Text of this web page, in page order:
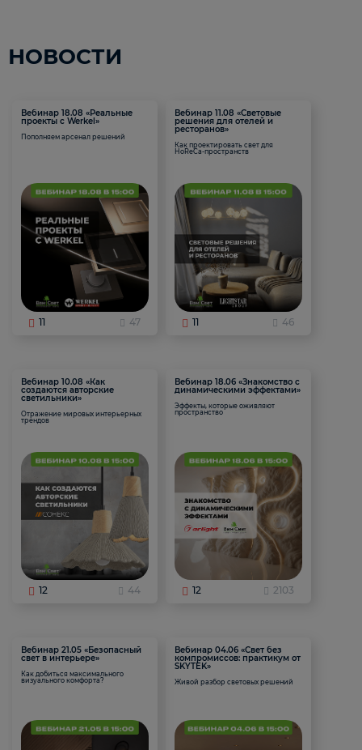
НОВОСТИ
Вебинар 18.08 «Реальные
проекты с Werkel»
Пополняем арсенал решений
11 47
Вебинар 11.08 «Световые
решения для отелей и
ресторанов»
Как проектировать свет для
HoReCa-пространств
11 46
Вебинар 10.08 «Как
создаются авторские
светильники»
Отражение мировых интерьерных
трендов
12 44
Вебинар 18.06 «Знакомство с
динамическими эффектами»
Эффекты, которые оживляют
пространство
12 2103
Вебинар 21.05 «Безопасный
свет в интерьере»
Как добиться максимального
визуального комфорта?
Вебинар 04.06 «Свет без
компромиссов: практикум от
SKYTEK»
Живой разбор световых решений